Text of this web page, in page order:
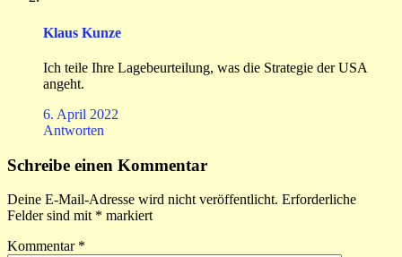
Klaus Kunze
Ich teile Ihre Lagebeurteilung, was die Strategie der USA
angeht.
6. April 2022
Antworten
Schreibe einen Kommentar
Deine E-Mail-Adresse wird nicht veröffentlicht. Erforderliche
Felder sind mit * markiert
Kommentar *